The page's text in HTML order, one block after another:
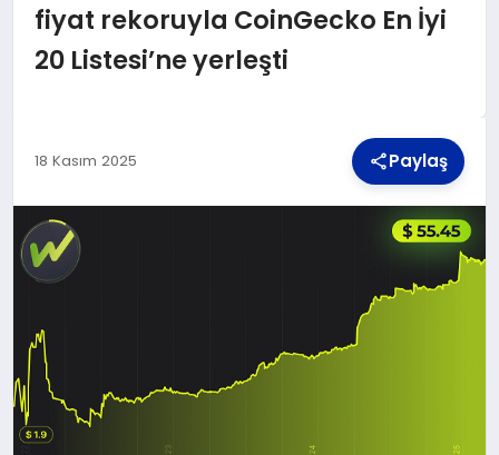
EKONOMI
TEKNOLOJI
MAGAZIN
fiyat rekoruyla CoinGecko En İyi
20 Listesi’ne yerleşti
18 Kasım 2025 Paylaş